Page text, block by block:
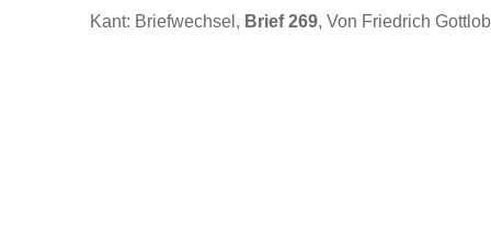
Kant: Briefwechsel, Brief 269, Von Friedrich